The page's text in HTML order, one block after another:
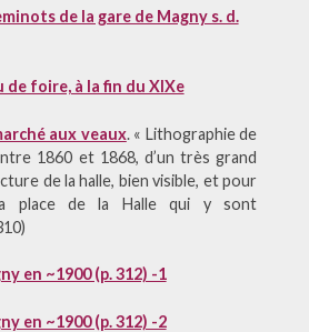
de la gare de Magny s. d.
de foire, à la fin du XIXe
aux veaux. « Lithographie de
1860 et 1868, d’un très grand
de la halle, bien visible, et pour
place de la Halle qui y sont
en ~1900 (p. 312) -1
en ~1900 (p. 312) -2